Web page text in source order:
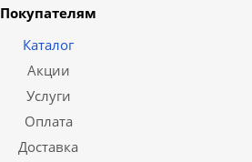
Покупателям
Каталог
Акции
Услуги
Оплата
Доставка